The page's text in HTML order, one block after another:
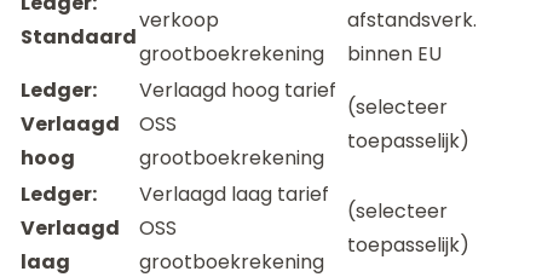
Standaard
verkoop
grootboekrekening
afstandsverk.
binnen EU
Ledger:
Verlaagd
hoog
Verlaagd hoog tarief
OSS
grootboekrekening
(selecteer
toepasselijk)
Ledger:
Verlaagd
laag
Verlaagd laag tarief
OSS
grootboekrekening
(selecteer
toepasselijk)